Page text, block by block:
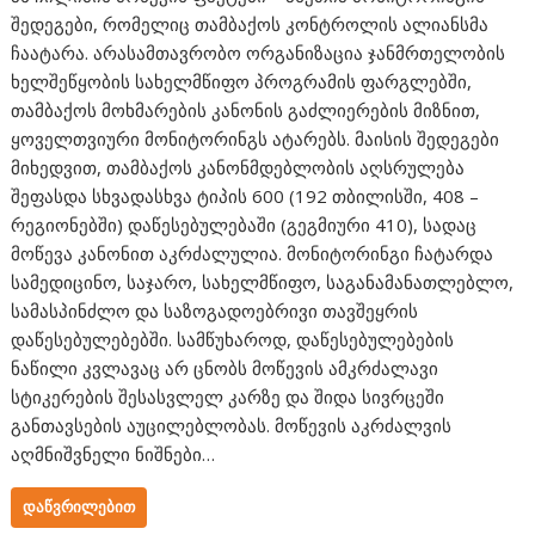
შედეგები, რომელიც თამბაქოს კონტროლის ალიანსმა
ჩაატარა. არასამთავრობო ორგანიზაცია ჯანმრთელობის
ხელშეწყობის სახელმწიფო პროგრამის ფარგლებში,
თამბაქოს მოხმარების კანონის გაძლიერების მიზნით,
ყოველთვიური მონიტორინგს ატარებს. მაისის შედეგები
მიხედვით, თამბაქოს კანონმდებლობის აღსრულება
შეფასდა სხვადასხვა ტიპის 600 (192 თბილისში, 408 –
რეგიონებში) დაწესებულებაში (გეგმიური 410), სადაც
მოწევა კანონით აკრძალულია. მონიტორინგი ჩატარდა
სამედიცინო, საჯარო, სახელმწიფო, საგანამანათლებლო,
სამასპინძლო და საზოგადოებრივი თავშეყრის
დაწესებულებებში. სამწუხაროდ, დაწესებულებების
ნაწილი კვლავაც არ ცნობს მოწევის ამკრძალავი
სტიკერების შესასვლელ კარზე და შიდა სივრცეში
განთავსების აუცილებლობას. მოწევის აკრძალვის
აღმნიშვნელი ნიშნები…
ᲓᲐᲬᲕᲠᲘᲚᲔᲑᲘᲗ